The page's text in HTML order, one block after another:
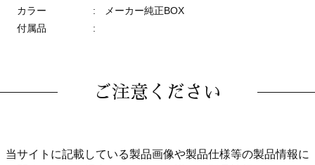
カラー
:
付属品 :
メーカー純正BOX
ご注意ください
当サイトに記載している製品画像や製品仕様等の製品情報に